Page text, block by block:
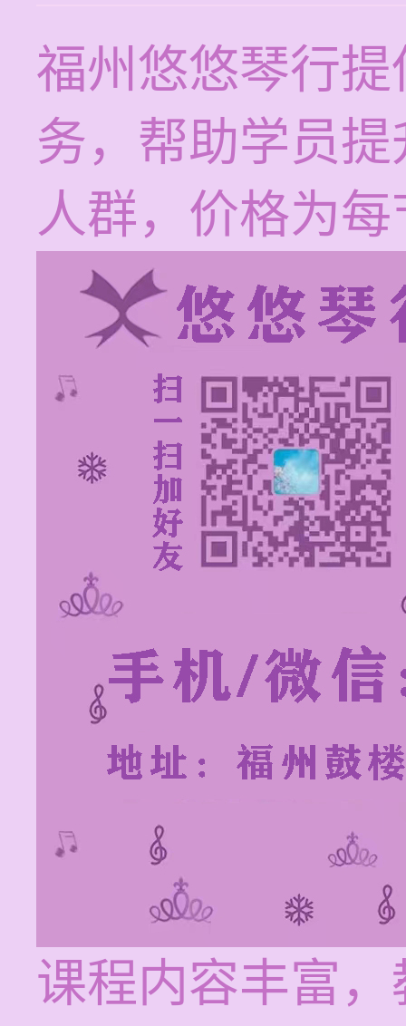
福州悠悠琴行
务，帮助学员
人群，价格为
课程内容丰富